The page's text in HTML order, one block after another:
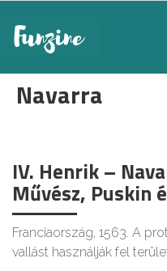
Navarra
IV. Henrik –
Művész, Puskin
Franciaország, 1563. A
vallást használják fel